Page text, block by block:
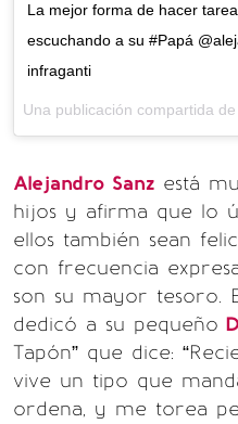
La mejor forma de hacer
escuchando a su #Papá
infraganti
Alejandro Sanz está
hijos y afirma que lo
ellos también sean
con frecuencia
son su mayor tesoro.
dedicó a su pequeño
Tapón” que dice:
vive un tipo que
ordena, y me torea